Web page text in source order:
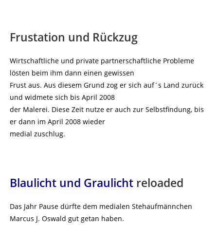
Frustation und Rückzug
Wirtschaftliche und private partnerschaftliche Probleme
lösten beim ihm dann einen gewissen
Frust aus. Aus diesem Grund zog er sich auf´s Land zurück
und widmete sich bis April 2008
der Malerei. Diese Zeit nutze er auch zur Selbstfindung, bis
er dann im April 2008 wieder
medial zuschlug.
Blaulicht und Graulicht reloaded
Das Jahr Pause dürfte dem medialen Stehaufmännchen
Marcus J. Oswald gut getan haben.